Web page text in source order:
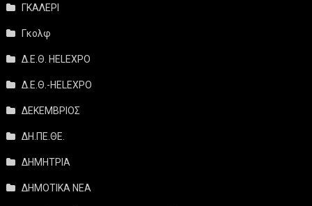
ΓΚΑΛΕΡΙ
Γκολφ
Δ.Ε.Θ. HELEXPO
Δ.Ε.Θ.-HELEXPO
ΔΕΚΕΜΒΡΙΟΣ
ΔΗ.ΠΕ.ΘΕ.
ΔΗΜΗΤΡΙΑ
ΔΗΜΟΤΙΚΑ ΝΕΑ